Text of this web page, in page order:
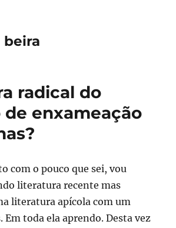
beira
radical do
enxameação
com o pouco que sei, vou
literatura recente mas
literatura apícola com um
Em toda ela aprendo. Desta vez